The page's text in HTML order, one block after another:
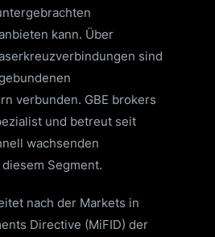
kann. Über
sind
verbunden. GBE brokers
und betreut seit
wachsenden
Segment.
nach der Markets in
Directive (MiFID) der